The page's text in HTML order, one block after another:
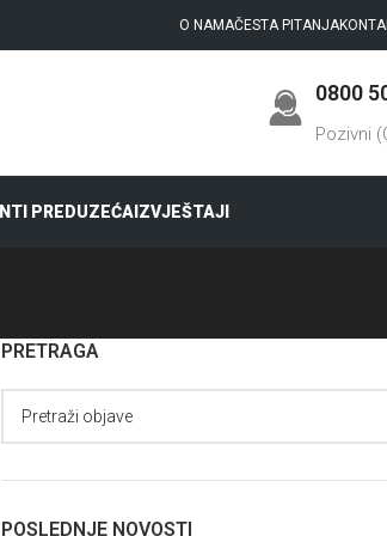
O NAMAČESTA PITANJA
0800
Pozivni
PREDUZEĆAIZVJEŠTAJI
PRETRAGA
POSLEDNJE NOVOSTI